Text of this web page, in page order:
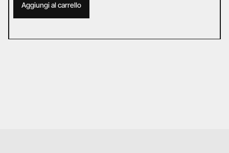
Aggiungi al carrello